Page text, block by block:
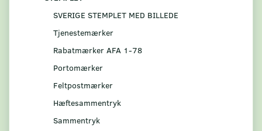
SVERIGE STEMPLET MED BILLEDE
Tjenestemærker
Rabatmærker AFA 1-78
Portomærker
Feltpostmærker
Hæftesammentryk
Sammentryk